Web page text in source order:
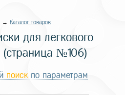
→ Каталог товаров
для легкового
(страница №106)
поиск по параметрам